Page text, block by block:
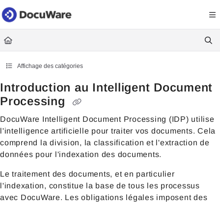
Documentation Index
Fetch the complete documentation index at: https://
Use this file to discover all available pages before exploring further.
Affichage des catégories
Introduction au Intelligent Document
Processing
DocuWare Intelligent Document Processing (IDP) utilise
l'intelligence artificielle pour traiter vos documents. Cela
comprend la division, la classification et l'extraction de
données pour l'indexation des documents.
Le traitement des documents, et en particulier
l'indexation, constitue la base de tous les processus
avec DocuWare. Les obligations légales imposent des